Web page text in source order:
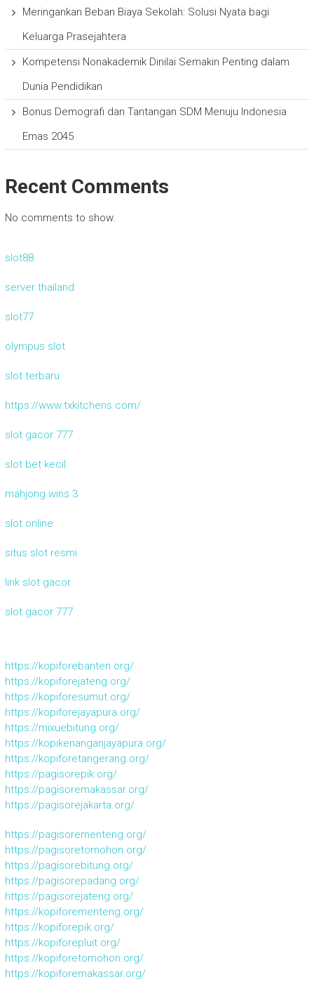
Meringankan Beban Biaya Sekolah: Solusi Nyata bagi
Keluarga Prasejahtera
Kompetensi Nonakademik Dinilai Semakin Penting dalam
Dunia Pendidikan
Bonus Demografi dan Tantangan SDM Menuju Indonesia
Emas 2045
Recent Comments
No comments to show.
slot88
server thailand
slot77
olympus slot
slot terbaru
https://www.txkitchens.com/
slot gacor 777
slot bet kecil
mahjong wins 3
slot online
situs slot resmi
link slot gacor
slot gacor 777
https://kopiforebanten.org/
https://kopiforejateng.org/
https://kopiforesumut.org/
https://kopiforejayapura.org/
https://mixuebitung.org/
https://kopikenanganjayapura.org/
https://kopiforetangerang.org/
https://pagisorepik.org/
https://pagisoremakassar.org/
https://pagisorejakarta.org/
https://pagisorementeng.org/
https://pagisoretomohon.org/
https://pagisorebitung.org/
https://pagisorepadang.org/
https://pagisorejateng.org/
https://kopiforementeng.org/
https://kopiforepik.org/
https://kopiforepluit.org/
https://kopiforetomohon.org/
https://kopiforemakassar.org/